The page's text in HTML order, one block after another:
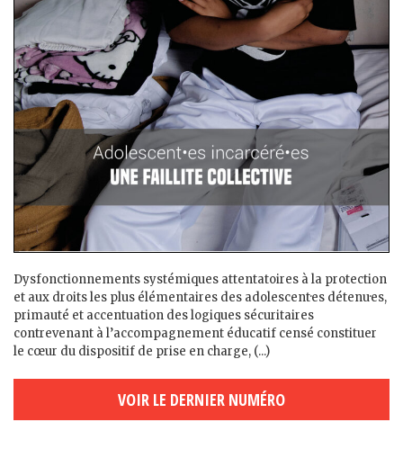
Dysfonctionnements systémiques attentatoires à la protection
et aux droits les plus élémentaires des adolescent·es détenu·es,
primauté et accentuation des logiques sécuritaires
contrevenant à l’accompagnement éducatif censé constituer
le cœur du dispositif de prise en charge, (...)
VOIR LE DERNIER NUMÉRO